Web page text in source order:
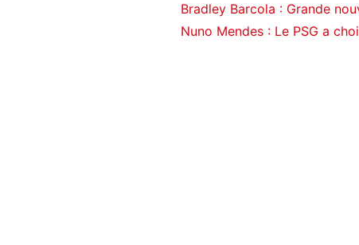
Bradley Barcola : Grande
Nuno Mendes : Le PSG a